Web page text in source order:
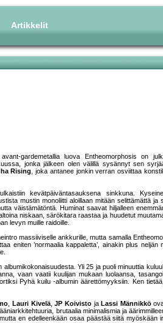
Artikkelit
gardemetallia luova Entheomorphosis on
jonka jälkeen olen välillä sysännyt sen
Rising, joka antanee jonkin verran osviittaa
kevätpäiväntasauksena sinkkuna.
mustin monoliitti aloillaan mitään selittämättä ja
väistämätöntä. Huminat saavat hiljalleen
niskaan, särökitara raastaa ja huudetut
levyn muille raidoille.
massiiviselle ankkurille, mutta samalla
eniten ’normaalia kappaletta’, ainakin plus neljän
Yli 25 ja puoli minuuttia
vaan vaatii kuulijan mukaan luolaansa,
Pyhä kuilu -albumin äärettömyyksiin. Ken
, Lauri Kivelä,JP Koivistoja Lassi Männikkö
brutaalia minimalismia ja
en edelleenkään osaa päästää siitä myöskään